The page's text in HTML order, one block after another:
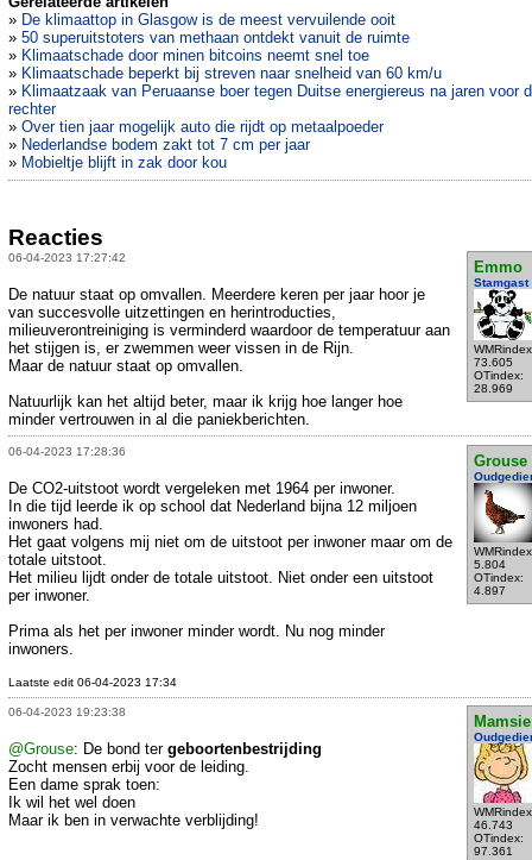
» De klimaattop in Glasgow is de meest vervuilende ooit
» 50 superuitstoters van methaan ontdekt vanuit de ruimte
» Klimaatschade door minen bitcoins neemt snel toe
» Klimaatschade beperkt bij streven naar snelheid van 60 km/u
» Klimaatzaak van Peruaanse boer tegen Duitse energiereus na jaren voor
rechter
» Over tien jaar mogelijk auto die rijdt op metaalpoeder
» Nederlandse bodem zakt tot 7 cm per jaar
» Mobieltje blijft in zak door kou
Reacties
06-04-2023 17:27:42
Emmo
Stamgast
73.605
OTindex:
28.969
De natuur staat op omvallen. Meerdere keren per jaar hoor je
van succesvolle uitzettingen en herintroducties,
milieuverontreiniging is verminderd waardoor de temperatuur aan
het stijgen is, er zwemmen weer vissen in de Rijn.
Maar de natuur staat op omvallen.
Natuurlijk kan het altijd beter, maar ik krijg hoe langer hoe
minder vertrouwen in al die paniekberichten.
06-04-2023 17:28:36
Grouse
5.804
OTindex:
4.897
De CO2-uitstoot wordt vergeleken met 1964 per inwoner.
In die tijd leerde ik op school dat Nederland bijna 12 miljoen
inwoners had.
Het gaat volgens mij niet om de uitstoot per inwoner maar om de
totale uitstoot.
Het milieu lijdt onder de totale uitstoot. Niet onder een uitstoot
per inwoner.
Prima als het per inwoner minder wordt. Nu nog minder
inwoners.
Laatste edit 06-04-2023 17:34
06-04-2023 19:23:38
Mamsie
46.743
OTindex:
97.361
@Grouse: De bond ter geboortenbestrijding
Zocht mensen erbij voor de leiding.
Een dame sprak toen:
Ik wil het wel doen
Maar ik ben in verwachte verblijding!